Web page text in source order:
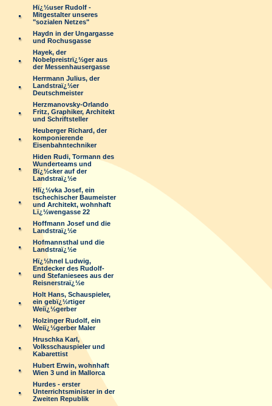
Hï¿½user Rudolf -
Mitgestalter unseres
"sozialen Netzes"
Haydn in der Ungargasse
und Rochusgasse
Hayek, der
Nobelpreistrï¿½ger aus
der Messenhausergasse
Herrmann Julius, der
Landstraï¿½er
Deutschmeister
Herzmanovsky-Orlando
Fritz, Graphiker, Architekt
und Schriftsteller
Heuberger Richard, der
komponierende
Eisenbahntechniker
Hiden Rudi, Tormann des
Wunderteams und
Bï¿½cker auf der
Landstraï¿½e
Hlï¿½vka Josef, ein
tschechischer Baumeister
und Architekt, wohnhaft
Lï¿½wengasse 22
Hoffmann Josef und die
Landstraï¿½e
Hofmannsthal und die
Landstraï¿½e
Hï¿½hnel Ludwig,
Entdecker des Rudolf-
und Stefaniesees aus der
Reisnerstraï¿½e
Holt Hans, Schauspieler,
ein gebï¿½rtiger
Weiï¿½gerber
Holzinger Rudolf, ein
Weiï¿½gerber Maler
Hruschka Karl,
Volksschauspieler und
Kabarettist
Hubert Erwin, wohnhaft
Wien 3 und in Mallorca
Hurdes - erster
Unterrichtsminister in der
Zweiten Republik